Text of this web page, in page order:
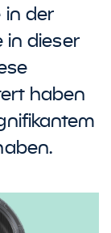
in der
in dieser
haben